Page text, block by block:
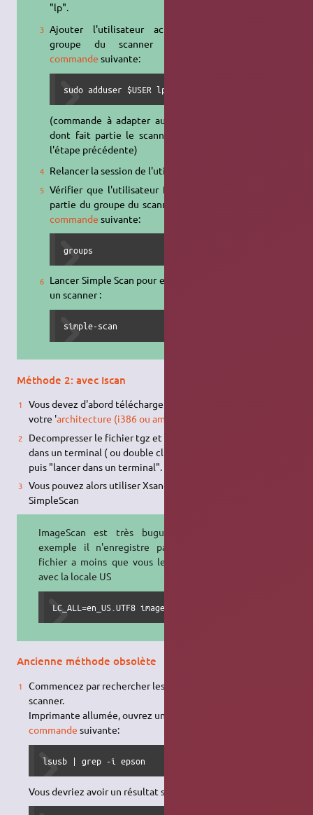
"lp".
Ajouter l'utilisateur actuel au
groupe du scanner par la
commande suivante:
sudo adduser $USER lp
(commande à adapter au groupe
dont fait partie le scanner - voir
l'étape précédente)
Relancer la session de l'utilisateur
Vérifier que l'utilisateur fait bien
partie du groupe du scanner en la
commande suivante:
groups
Lancer Simple Scan pour effectuer
un scanner :
simple-scan
Méthode 2: avec Iscan
Vous devez d'abord télécharger les pilotes correspondant à
votre 'architecture (i386 ou amd64)
Decompresser le fichier tgz et lancer le fichier install.sh
dans un terminal ( ou double cliquer sur le fichier install.sh
puis "lancer dans un terminal". )
Vous pouvez alors utiliser Xsane ou Imagescan mais pas
SimpleScan
ImageScan est très bugué , par
exemple il n'enregistre pas votre
fichier a moins que vous le lanciez
avec la locale US
LC_ALL=en_US.UTF8 imagescan
Ancienne méthode obsolète
Commencez par rechercher les caractéristiques de votre
scanner.
Imprimante allumée, ouvrez un
commande suivante:
lsusb | grep -i epson
Vous devriez avoir un résultat similaire à celui-ci :